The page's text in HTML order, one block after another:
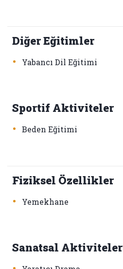
Diğer Eğitimler
• Yabancı Dil Eğitimi
Sportif Aktiviteler
• Beden Eğitimi
Fiziksel Özellikler
• Yemekhane
Sanatsal Aktiviteler